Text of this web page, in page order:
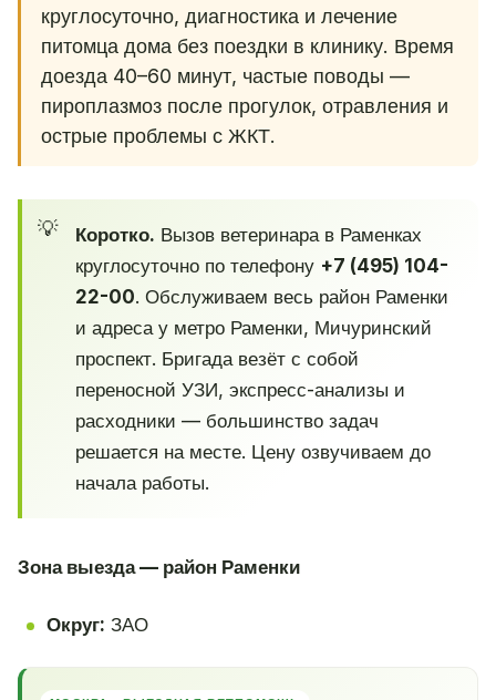
круглосуточно, диагностика и лечение
питомца дома без поездки в клинику. Время
доезда 40–60 минут, частые поводы —
пироплазмоз после прогулок, отравления и
острые проблемы с ЖКТ.
Коротко. Вызов ветеринара в Раменках
круглосуточно по телефону +7 (495) 104-
22-00. Обслуживаем весь район Раменки
и адреса у метро Раменки, Мичуринский
проспект. Бригада везёт с собой
переносной УЗИ, экспресс-анализы и
расходники — большинство задач
решается на месте. Цену озвучиваем до
начала работы.
Зона выезда — район Раменки
Округ: ЗАО